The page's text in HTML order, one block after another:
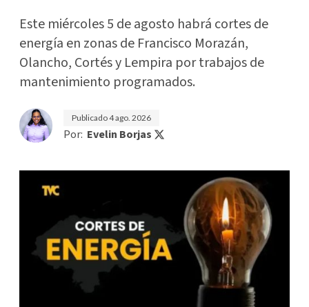
Este miércoles 5 de agosto habrá cortes de
energía en zonas de Francisco Morazán,
Olancho, Cortés y Lempira por trabajos de
mantenimiento programados.
Publicado4 ago. 2026
Por: Evelin Borjas